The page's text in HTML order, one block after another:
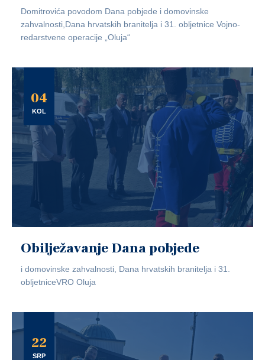
Domitrovića povodom Dana pobjede i domovinske
zahvalnosti,Dana hrvatskih branitelja i 31. obljetnice Vojno-
redarstvene operacije „Oluja“
04
KOL
Obilježavanje Dana pobjede
i domovinske zahvalnosti, Dana hrvatskih branitelja i 31.
obljetniceVRO Oluja
22
SRP